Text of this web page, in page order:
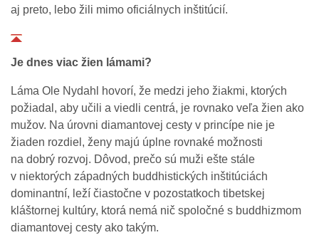
aj preto, lebo žili mimo oficiálnych inštitúcií.
Je dnes viac žien lámami?
Láma Ole Nydahl hovorí, že medzi jeho žiakmi, ktorých
požiadal, aby učili a viedli centrá, je rovnako veľa žien ako
mužov. Na úrovni diamantovej cesty v princípe nie je
žiaden rozdiel, ženy majú úplne rovnaké možnosti
na dobrý rozvoj. Dôvod, prečo sú muži ešte stále
v niektorých západných buddhistických inštitúciách
dominantní, leží čiastočne v pozostatkoch tibetskej
kláštornej kultúry, ktorá nemá nič spoločné s buddhizmom
diamantovej cesty ako takým.